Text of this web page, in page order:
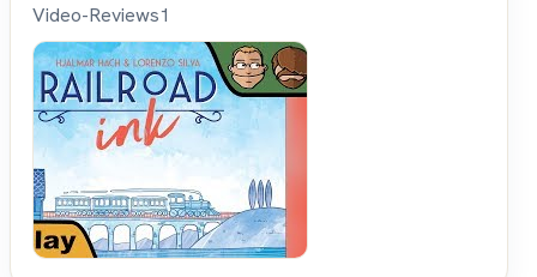
Video-Reviews1